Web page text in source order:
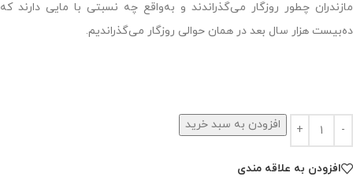
مازندران چطور روزگار می‌گذراندند و به‌واقع چه نسبتی با مایی دارند که
ده‌بیست هزار سال بعد در همان حوالی روزگار می‌گذراندیم.
افزودن به سبد خرید
افزودن به علاقه مندی